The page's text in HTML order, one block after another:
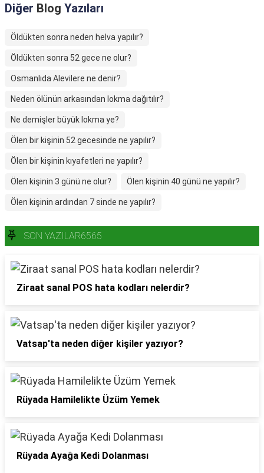
Diğer Blog Yazıları
Öldükten sonra neden helva yapılır?
Öldükten sonra 52 gece ne olur?
Osmanlıda Alevilere ne denir?
Neden ölünün arkasından lokma dağıtılır?
Ne demişler büyük lokma ye?
Ölen bir kişinin 52 gecesinde ne yapılır?
Ölen bir kişinin kıyafetleri ne yapılır?
Ölen kişinin 3 günü ne olur? Ölen kişinin 40 günü ne yapılır?
Ölen kişinin ardından 7 sinde ne yapılır?
SON YAZILAR6565
Ziraat sanal POS hata kodları nelerdir?
Vatsap'ta neden diğer kişiler yazıyor?
Rüyada Hamilelikte Üzüm Yemek
Rüyada Ayağa Kedi Dolanması